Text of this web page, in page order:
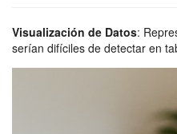
Visualización de Datos:
serían difíciles de detectar en